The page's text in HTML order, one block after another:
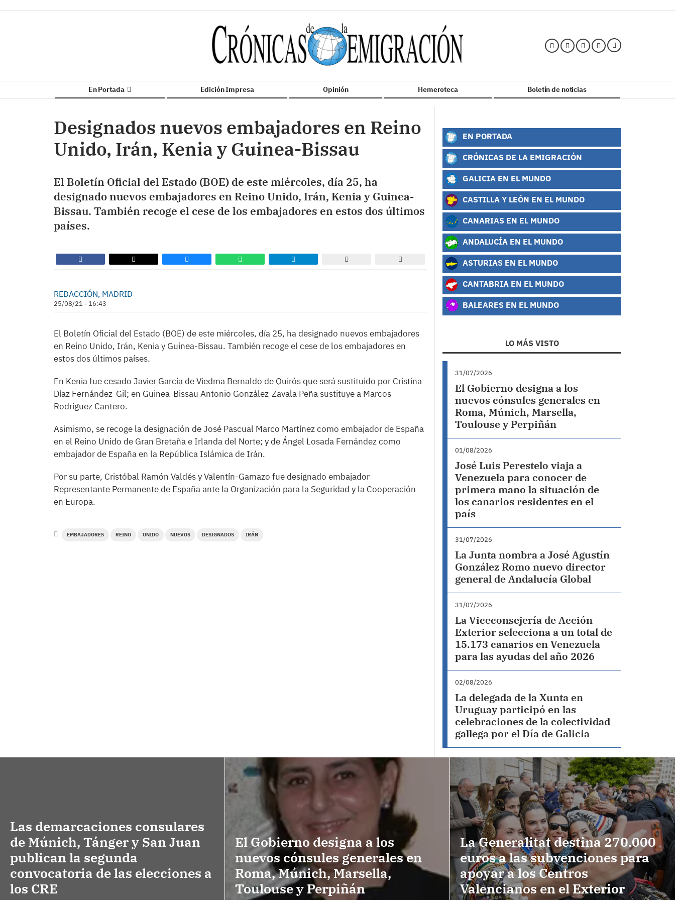
En Portada Edición Impresa Opinión Hemeroteca Boletín de noticias
Designados nuevos embajadores en Reino
Unido, Irán, Kenia y Guinea-Bissau
El Boletín Oficial del Estado (BOE) de este miércoles, día 25, ha
designado nuevos embajadores en Reino Unido, Irán, Kenia y Guinea-
Bissau. También recoge el cese de los embajadores en estos dos últimos
países.
REDACCIÓN, MADRID
25/08/21 - 16:43
El Boletín Oficial del Estado (BOE) de este miércoles, día 25, ha designado nuevos embajadores
en Reino Unido, Irán, Kenia y Guinea-Bissau. También recoge el cese de los embajadores en
estos dos últimos países.
En Kenia fue cesado Javier García de Viedma Bernaldo de Quirós que será sustituido por Cristina
Díaz Fernández-Gil; en Guinea-Bissau Antonio González-Zavala Peña sustituye a Marcos
Rodríguez Cantero.
Asimismo, se recoge la designación de José Pascual Marco Martínez como embajador de España
en el Reino Unido de Gran Bretaña e Irlanda del Norte; y de Ángel Losada Fernández como
embajador de España en la República Islámica de Irán.
Por su parte, Cristóbal Ramón Valdés y Valentín-Gamazo fue designado embajador
Representante Permanente de España ante la Organización para la Seguridad y la Cooperación
en Europa.
EMBAJADORES REINO UNIDO NUEVOS DESIGNADOS IRÁN
EN PORTADA
CRÓNICAS DE LA EMIGRACIÓN
GALICIA EN EL MUNDO
CASTILLA Y LEÓN EN EL MUNDO
CANARIAS EN EL MUNDO
ANDALUCÍA EN EL MUNDO
ASTURIAS EN EL MUNDO
CANTABRIA EN EL MUNDO
BALEARES EN EL MUNDO
LO MÁS VISTO
31/07/2026
El Gobierno designa a los
nuevos cónsules generales en
Roma, Múnich, Marsella,
Toulouse y Perpiñán
01/08/2026
José Luis Perestelo viaja a
Venezuela para conocer de
primera mano la situación de
los canarios residentes en el
país
31/07/2026
La Junta nombra a José Agustín
González Romo nuevo director
general de Andalucía Global
31/07/2026
La Viceconsejería de Acción
Exterior selecciona a un total de
15.173 canarios en Venezuela
para las ayudas del año 2026
02/08/2026
La delegada de la Xunta en
Uruguay participó en las
celebraciones de la colectividad
gallega por el Día de Galicia
Las demarcaciones consulares
de Múnich, Tánger y San Juan
publican la segunda
convocatoria de las elecciones a
los CRE
El Gobierno designa a los
nuevos cónsules generales en
Roma, Múnich, Marsella,
Toulouse y Perpiñán
La Generalitat destina 270.000
euros a las subvenciones para
apoyar a los Centros
Valencianos en el Exterior